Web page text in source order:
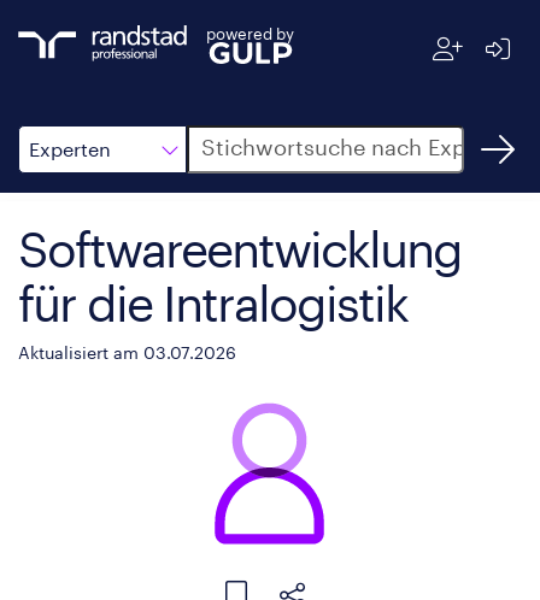
powered by
Experten
Suche
Softwareentwicklung
für die Intralogistik
Aktualisiert am 03.07.2026